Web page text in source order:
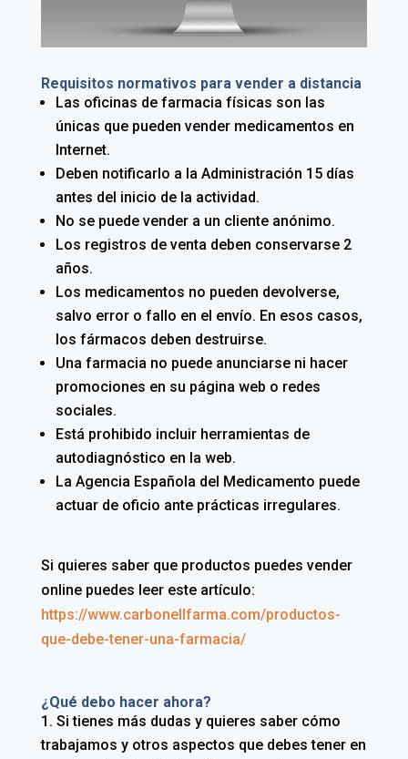
Requisitos normativos para vender a distancia
Las oficinas de farmacia físicas son las
únicas que pueden vender medicamentos en
Internet.
Deben notificarlo a la Administración 15 días
antes del inicio de la actividad.
No se puede vender a un cliente anónimo.
Los registros de venta deben conservarse 2
años.
Los medicamentos no pueden devolverse,
salvo error o fallo en el envío. En esos casos,
los fármacos deben destruirse.
Una farmacia no puede anunciarse ni hacer
promociones en su página web o redes
sociales.
Está prohibido incluir herramientas de
autodiagnóstico en la web.
La Agencia Española del Medicamento puede
actuar de oficio ante prácticas irregulares.
Si quieres saber que productos puedes vender
online puedes leer este artículo:
https://www.carbonellfarma.com/productos-
que-debe-tener-una-farmacia/
¿Qué debo hacer ahora?
Si tienes más dudas y quieres saber cómo
trabajamos y otros aspectos que debes tener en